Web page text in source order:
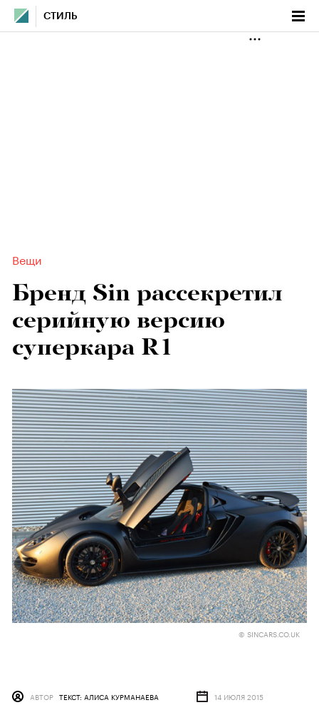
СТИЛЬ
Вещи
Бренд Sin рассекретил
серийную версию
суперкара R1
© SINCARS.CO.UK
АВТОР ТЕКСТ: АЛИСА КУРМАНАЕВА 14 ИЮЛЯ 2015